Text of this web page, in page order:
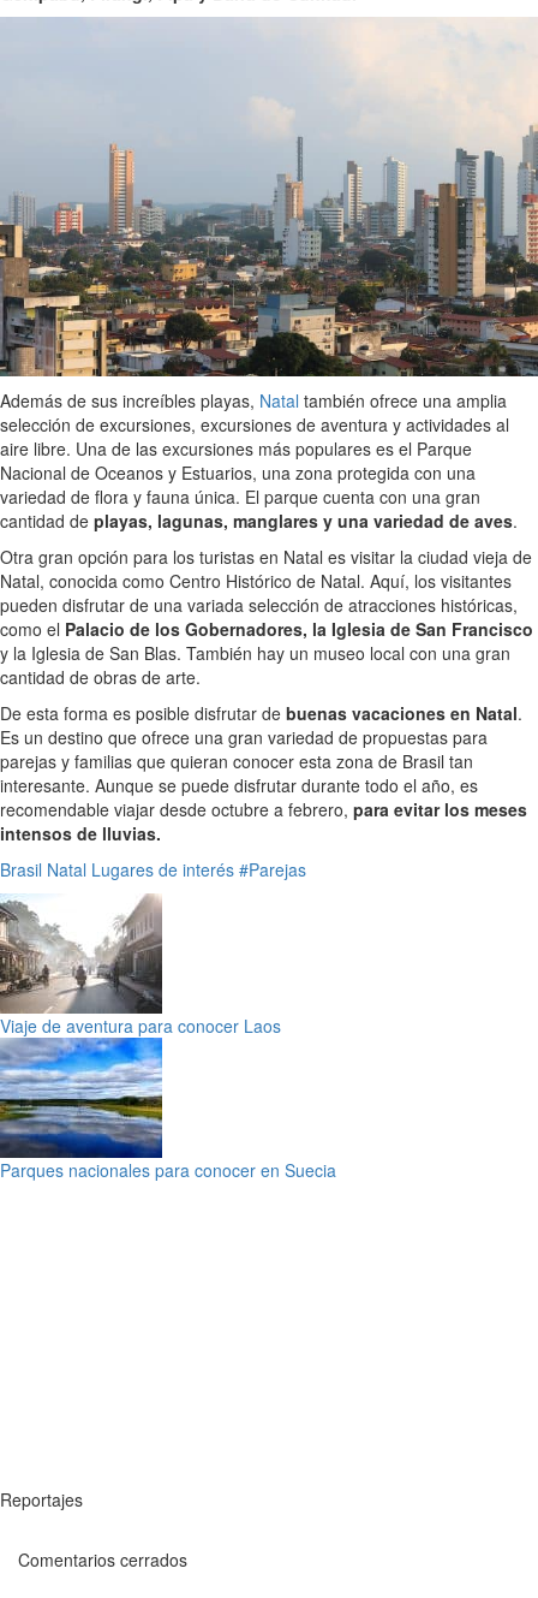
Además de sus increíbles playas, Natal también ofrece una amplia
selección de excursiones, excursiones de aventura y actividades al
aire libre. Una de las excursiones más populares es el Parque
Nacional de Oceanos y Estuarios, una zona protegida con una
variedad de flora y fauna única. El parque cuenta con una gran
cantidad de playas, lagunas, manglares y una variedad de aves.
Otra gran opción para los turistas en Natal es visitar la ciudad vieja de
Natal, conocida como Centro Histórico de Natal. Aquí, los visitantes
pueden disfrutar de una variada selección de atracciones históricas,
como el Palacio de los Gobernadores, la Iglesia de San Francisco
y la Iglesia de San Blas. También hay un museo local con una gran
cantidad de obras de arte.
De esta forma es posible disfrutar de buenas vacaciones en Natal.
Es un destino que ofrece una gran variedad de propuestas para
parejas y familias que quieran conocer esta zona de Brasil tan
interesante. Aunque se puede disfrutar durante todo el año, es
recomendable viajar desde octubre a febrero, para evitar los meses
intensos de lluvias.
Brasil Natal Lugares de interés #Parejas
Viaje de aventura para conocer Laos
Parques nacionales para conocer en Suecia
Reportajes
Comentarios cerrados